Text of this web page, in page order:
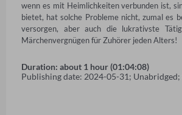
wenn es mit Heimlichkeiten verbunden ist,
bietet, hat solche Probleme nicht, zumal es
versorgen, aber auch die lukrativste
Märchenvergnügen für Zuhörer jeden Alters!
Duration: about 1 hour (01:04:08)
Publishing date: 2024-05-31;